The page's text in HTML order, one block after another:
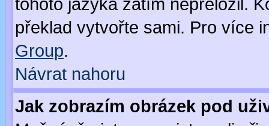
tohoto jazyka zatím nepřeložil.
překlad vytvořte sami. Pro více
Group.
Návrat nahoru
Jak zobrazím obrázek pod